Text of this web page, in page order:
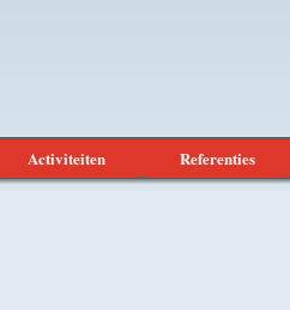
Activiteiten Referenties